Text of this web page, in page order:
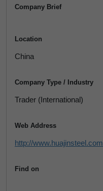
Company Brief
Location
China
Company Type / Industry
Trader (International)
Web Address
http://www.huajinsteel.com
Find on